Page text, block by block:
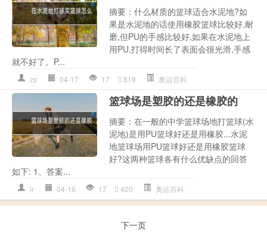
摘要：什么材质的篮球适合水泥地?如
果是水泥地的话使用橡胶篮球比较好,耐
磨,但PU的手感比较好,如果在水泥地上
用PU,打得时间长了表面会很光滑,手感
就不好了。P...
zs 04-17 17 819 奥运百科
篮球场是塑胶的还是橡胶的
摘要：在一般的中学篮球场地打篮球(水
泥地)是用PU篮球好还是用橡胶...水泥
地篮球场用PU篮球好还是用橡胶篮球
好?这两种篮球各有什么优缺点的回答
如下: 1、答案...
lr 04-16 17 420 奥运百科
下一页